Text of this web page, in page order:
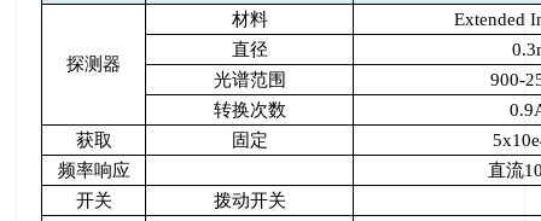
探测器
材料
Extended
直径
光谱范围
900-
转换次数
获取
固定
频率响应
直流
开关
拨动开关